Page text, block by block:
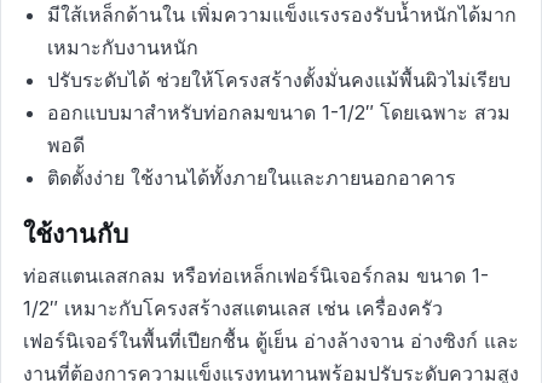
มีใส้เหล็กด้านใน เพิ่มความแข็งแรงรองรับน้ำหนักได้มาก
เหมาะกับงานหนัก
ปรับระดับได้ ช่วยให้โครงสร้างตั้งมั่นคงแม้พื้นผิวไม่เรียบ
ออกแบบมาสำหรับท่อกลมขนาด 1-1/2″ โดยเฉพาะ สวม
พอดี
ติดตั้งง่าย ใช้งานได้ทั้งภายในและภายนอกอาคาร
ใช้งานกับ
ท่อสแตนเลสกลม หรือท่อเหล็กเฟอร์นิเจอร์กลม ขนาด 1-
1/2″ เหมาะกับโครงสร้างสแตนเลส เช่น เครื่องครัว
เฟอร์นิเจอร์ในพื้นที่เปียกชื้น ตู้เย็น อ่างล้างจาน อ่างซิงก์ และ
งานที่ต้องการความแข็งแรงทนทานพร้อมปรับระดับความสูง